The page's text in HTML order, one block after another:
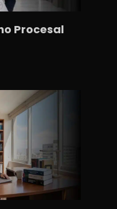
Procesal